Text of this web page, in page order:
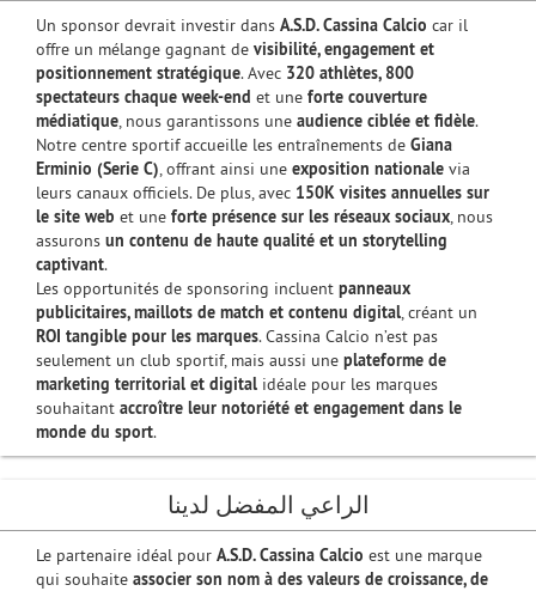
Un sponsor devrait investir dans A.S.D. Cassina Calcio car il
offre un mélange gagnant de visibilité, engagement et
positionnement stratégique. Avec 320 athlètes, 800
spectateurs chaque week-end et une forte couverture
médiatique, nous garantissons une audience ciblée et fidèle.
Notre centre sportif accueille les entraînements de Giana
Erminio (Serie C), offrant ainsi une exposition nationale via
leurs canaux officiels. De plus, avec 150K visites annuelles sur
le site web et une forte présence sur les réseaux sociaux, nous
assurons un contenu de haute qualité et un storytelling
captivant.
Les opportunités de sponsoring incluent panneaux
publicitaires, maillots de match et contenu digital, créant un
ROI tangible pour les marques. Cassina Calcio n’est pas
seulement un club sportif, mais aussi une plateforme de
marketing territorial et digital idéale pour les marques
souhaitant accroître leur notoriété et engagement dans le
monde du sport.
الراعي المفضل لدينا
Le partenaire idéal pour A.S.D. Cassina Calcio est une marque
qui souhaite associer son nom à des valeurs de croissance, de